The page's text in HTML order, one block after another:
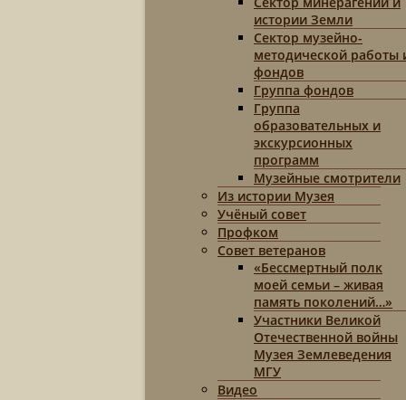
истории Земли
Сектор музейно-
методической работы
фондов
Группа фондов
Группа
образовательных и
экскурсионных
программ
Музейные смотрители
Из истории Музея
Учёный совет
Профком
Совет ветеранов
«Бессмертный полк
моей семьи – живая
память поколений…»
Участники Великой
Отечественной войны
Музея Землеведения
МГУ
Видео